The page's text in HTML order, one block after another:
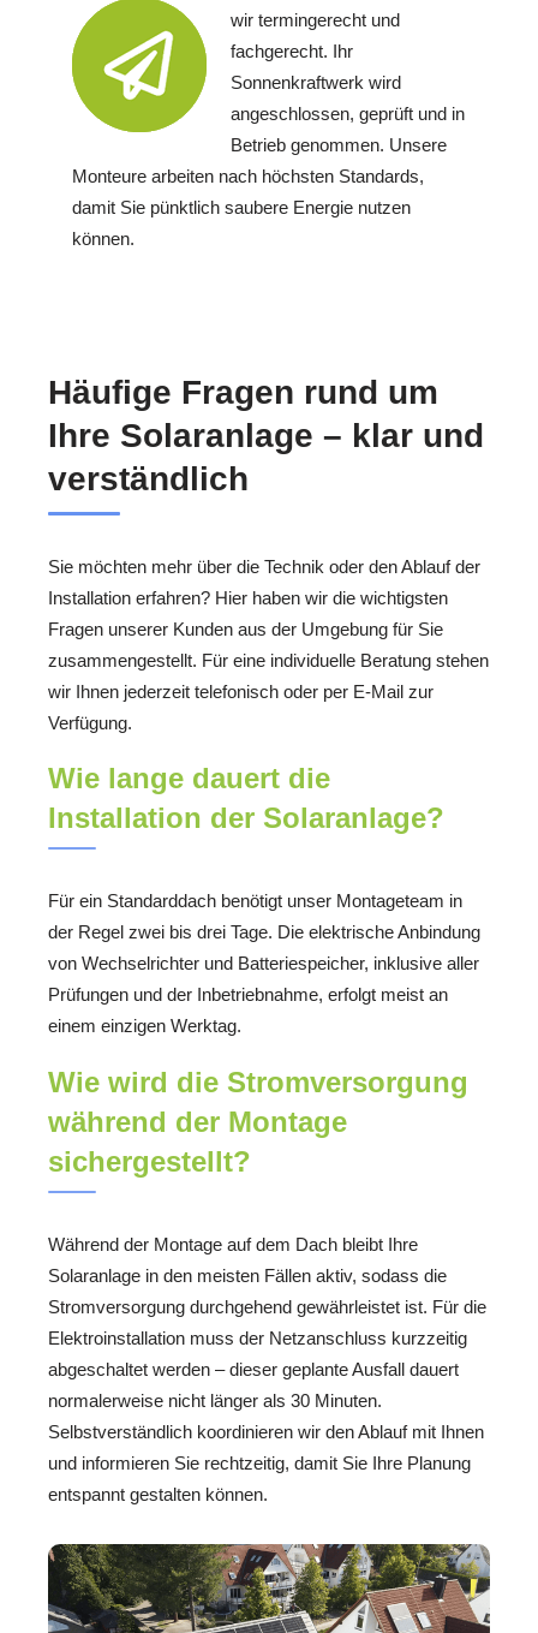
wir termingerecht und
fachgerecht. Ihr
Sonnenkraftwerk wird
angeschlossen, geprüft und in
Betrieb genommen. Unsere
Monteure arbeiten nach höchsten Standards,
damit Sie pünktlich saubere Energie nutzen
können.
Häufige Fragen rund um
Ihre Solaranlage – klar und
verständlich
Sie möchten mehr über die Technik oder den Ablauf der
Installation erfahren? Hier haben wir die wichtigsten
Fragen unserer Kunden aus der Umgebung für Sie
zusammengestellt. Für eine individuelle Beratung stehen
wir Ihnen jederzeit telefonisch oder per E‑Mail zur
Verfügung.
Wie lange dauert die
Installation der Solaranlage?
Für ein Standarddach benötigt unser Montageteam in
der Regel zwei bis drei Tage. Die elektrische Anbindung
von Wechselrichter und Batteriespeicher, inklusive aller
Prüfungen und der Inbetriebnahme, erfolgt meist an
einem einzigen Werktag.
Wie wird die Stromversorgung
während der Montage
sichergestellt?
Während der Montage auf dem Dach bleibt Ihre
Solaranlage in den meisten Fällen aktiv, sodass die
Stromversorgung durchgehend gewährleistet ist. Für die
Elektroinstallation muss der Netzanschluss kurzzeitig
abgeschaltet werden – dieser geplante Ausfall dauert
normalerweise nicht länger als 30 Minuten.
Selbstverständlich koordinieren wir den Ablauf mit Ihnen
und informieren Sie rechtzeitig, damit Sie Ihre Planung
entspannt gestalten können.